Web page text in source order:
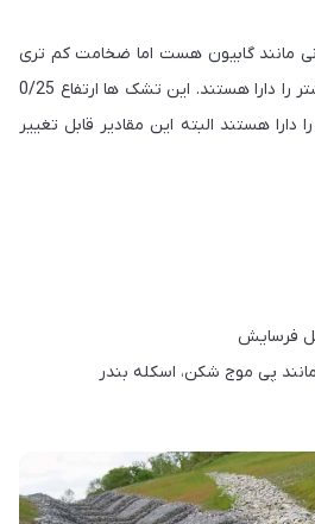
مانند گابیون هست اما ضخامت کم تری
و مساحت پوشش‌دهنده بیشتر را دارا هستند. این تشک ها ارتفاع 0/25
معمول 2-6 متر را دارا هستند البته این مقادیر قابل تغییر
فرسایش
پی موج­ شکن، اسکله بندر